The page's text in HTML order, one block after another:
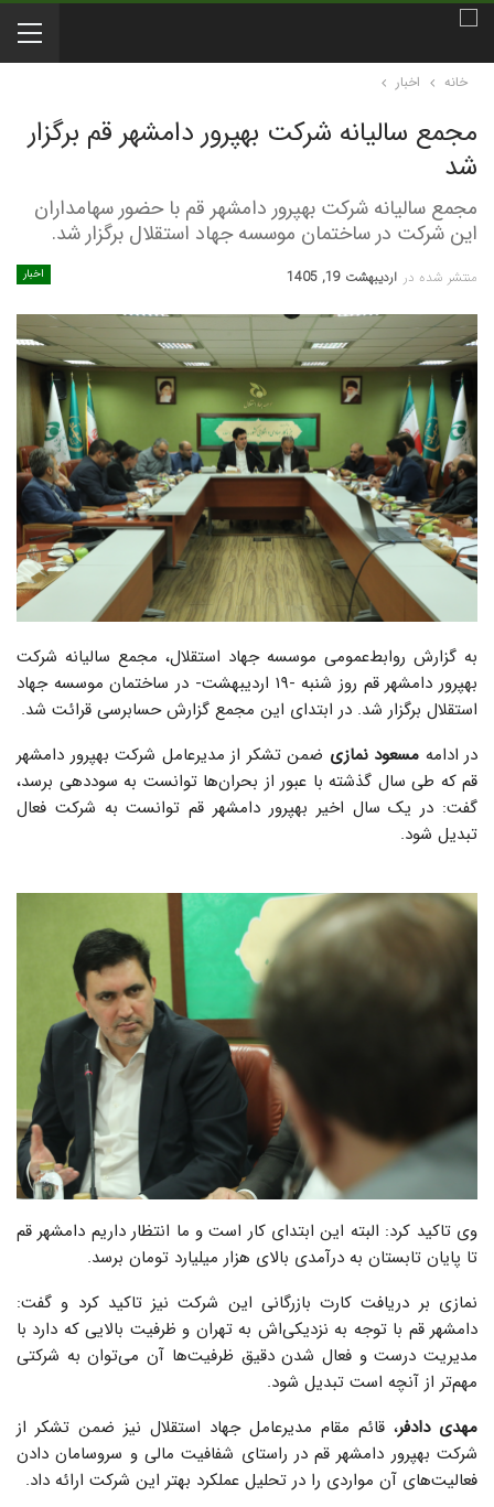
خانه اخبار
مجمع سالیانه شرکت بهپرور دامشهر قم برگزار
شد
مجمع سالیانه شرکت بهپرور دامشهر قم با حضور سهامداران
این شرکت در ساختمان موسسه جهاد استقلال برگزار شد.
اخبار منتشر شده در اردیبهشت 19, 1405
به گزارش روابط‌عمومی موسسه جهاد استقلال، مجمع سالیانه شرکت
بهپرور دامشهر قم روز شنبه -۱۹ اردیبهشت- در ساختمان موسسه جهاد
استقلال برگزار شد. در ابتدای این مجمع گزارش حسابرسی قرائت شد.
در ادامه مسعود نمازی ضمن تشکر از مدیرعامل شرکت بهپرور دامشهر
قم که طی سال گذشته با عبور از بحران‌ها توانست به سود‌دهی برسد،
گفت: در یک سال اخیر بهپرور دامشهر قم توانست به شرکت فعال
تبدیل شود.
وی تاکید کرد: البته این ابتدای کار است و ما انتظار داریم دامشهر قم
تا پایان تابستان به درآمدی بالای هزار میلیارد تومان برسد.
نمازی بر دریافت کارت بازرگانی این شرکت نیز تاکید کرد و گفت:
دامشهر قم با توجه به نزدیکی‌اش به تهران و ظرفیت بالایی که دارد با
مدیریت درست و فعال شدن دقیق ظرفیت‌ها آن می‌توان به شرکتی
مهم‌تر از آنچه است تبدیل شود.
مهدی دادفر، قائم مقام مدیرعامل جهاد استقلال نیز ضمن تشکر از
شرکت بهپرور دامشهر قم در راستای شفافیت مالی و سروسامان دادن
فعالیت‌های آن مواردی را در تحلیل عملکرد بهتر این شرکت ارائه داد.